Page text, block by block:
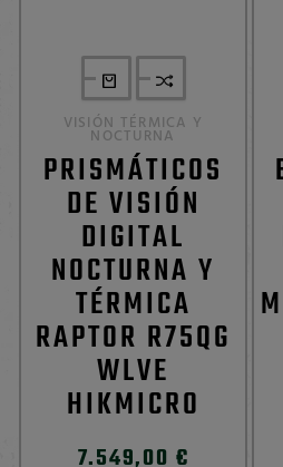
VISIÓN TÉRMICA Y
NOCTURNA
PRISMÁTICOS
DE VISIÓN
DIGITAL
NOCTURNA Y
TÉRMICA
RAPTOR R75QG
WLVE
HIKMICRO
7.549,00 €